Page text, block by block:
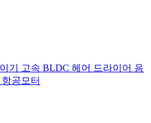
기 고속 BLDC 헤어 드라이어 음
공모터